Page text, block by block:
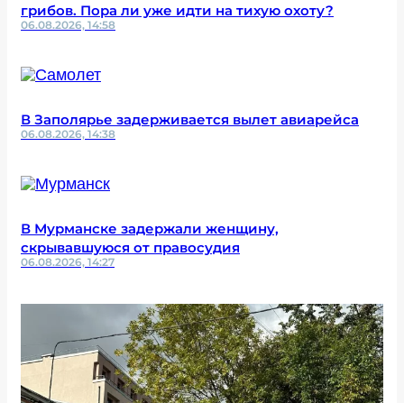
грибов. Пора ли уже идти на тихую охоту?
06.08.2026, 14:58
В Заполярье задерживается вылет авиарейса
06.08.2026, 14:38
В Мурманске задержали женщину,
скрывавшуюся от правосудия
06.08.2026, 14:27